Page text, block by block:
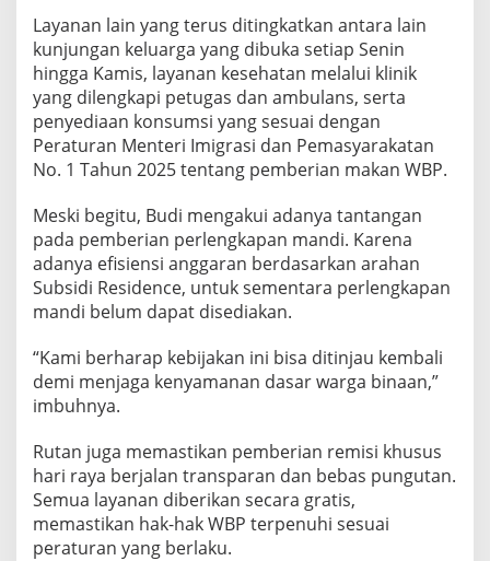
Layanan lain yang terus ditingkatkan antara lain
kunjungan keluarga yang dibuka setiap Senin
hingga Kamis, layanan kesehatan melalui klinik
yang dilengkapi petugas dan ambulans, serta
penyediaan konsumsi yang sesuai dengan
Peraturan Menteri Imigrasi dan Pemasyarakatan
No. 1 Tahun 2025 tentang pemberian makan WBP.
Meski begitu, Budi mengakui adanya tantangan
pada pemberian perlengkapan mandi. Karena
adanya efisiensi anggaran berdasarkan arahan
Subsidi Residence, untuk sementara perlengkapan
mandi belum dapat disediakan.
“Kami berharap kebijakan ini bisa ditinjau kembali
demi menjaga kenyamanan dasar warga binaan,”
imbuhnya.
Rutan juga memastikan pemberian remisi khusus
hari raya berjalan transparan dan bebas pungutan.
Semua layanan diberikan secara gratis,
memastikan hak-hak WBP terpenuhi sesuai
peraturan yang berlaku.